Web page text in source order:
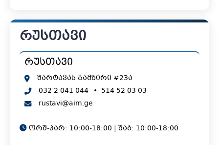
რუსთავი
რუსთავი
შარტავას გამზირი #23ა
032 2 041 044 • 514 52 03 03
rustavi@aim.ge
ორშ-პარ: 10:00-18:00 | შაბ: 10:00-18:00